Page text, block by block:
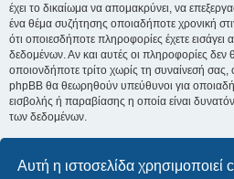
Αυτή η ιστοσελίδα χρησιμοποιεί
έχει το δικαίωμα να απομακρύνει, να
ένα θέμα συζήτησης οποιαδήποτε χρονική
ότι οποιεσδήποτε πληροφορίες έχετε
δεδομένων. Αν και αυτές οι πληροφορίες
οποιονδήποτε τρίτο χωρίς τη συναίνεσή σας,
phpBB θα θεωρηθούν υπεύθυνοι για
εισβολής ή παραβίασης η οποία είναι
των δεδομένων.